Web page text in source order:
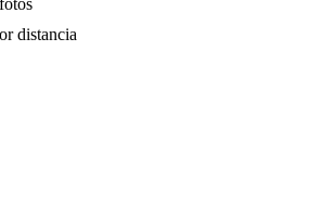
distancia